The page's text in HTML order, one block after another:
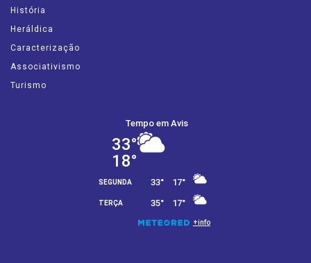
História
Heráldica
Caracterização
Associativismo
Turismo